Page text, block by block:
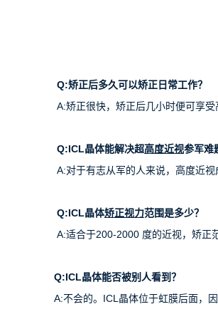
Q:矫正后多久可以矫正日常工作？
A:矫正很快，矫正后几小时便可享受
Q:ICL晶体能解决超高度近视参军难
A:对于有志从军的人来说，高度近视
Q:ICL晶体矫正视力范围是多少？
A:适合于200-2000 度的近视，矫正范
Q:ICL晶体能否被别人看到？
A:不会的。ICL晶体位于虹膜后面，因